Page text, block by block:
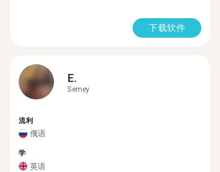
下载软件
E.
Semey
流利
俄语
学
英语